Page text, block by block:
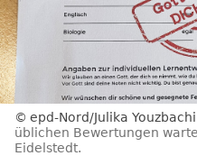
epd-Nord/Julika Youzbachi
üblichen Bewertungen
Eidelstedt.